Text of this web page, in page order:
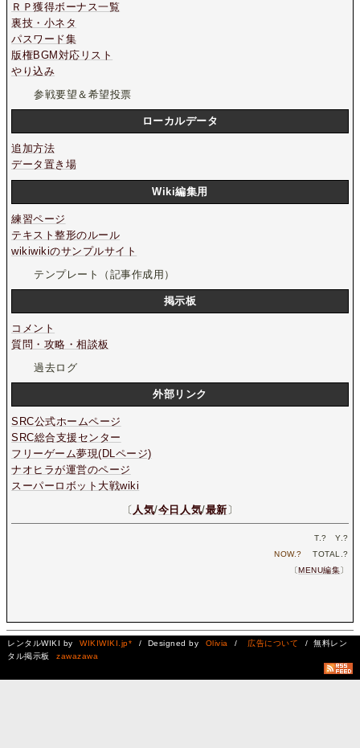
ＲＰ獲得ボーナス一覧
裏技・小ネタ
パスワード集
版権BGM対応リスト
やり込み
参戦要望＆希望投票
ローカルデータ
追加方法
データ置き場
Wiki編集用
練習ページ
テキスト整形のルール
wikiwikiのサンプルサイト
テンプレート（記事作成用）
掲示板
コメント
質問・攻略・相談板
過去ログ
外部リンク
SRC公式ホームページ
SRC総合支援センター
フリーゲーム夢現(DLページ)
ナオヒラが運営のページ
スーパーロボット大戦wiki
〔 人気/今日人気/最新〕
T.? Y.?
NOW.? TOTAL.?
〔MENU編集〕
レンタルWIKI by WIKIWIKI.jp* / Designed by Olivia / 広告について
/ 無料レン
タル掲示板
zawazawa